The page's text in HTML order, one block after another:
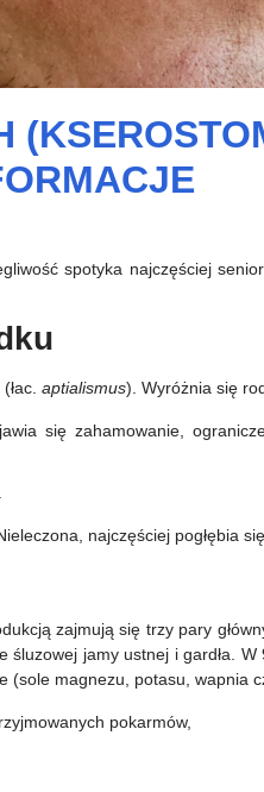
spotyka najczęściej
aptialismus). Wyróżnia się
się zahamowanie,
najczęściej pogłębia się.
zajmują się trzy pary
śluzowej jamy ustnej i gardła.
(sole magnezu, potasu, wapnia
pokarmów,